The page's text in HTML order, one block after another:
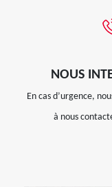
NOUS
En cas d’urgence,
à nous